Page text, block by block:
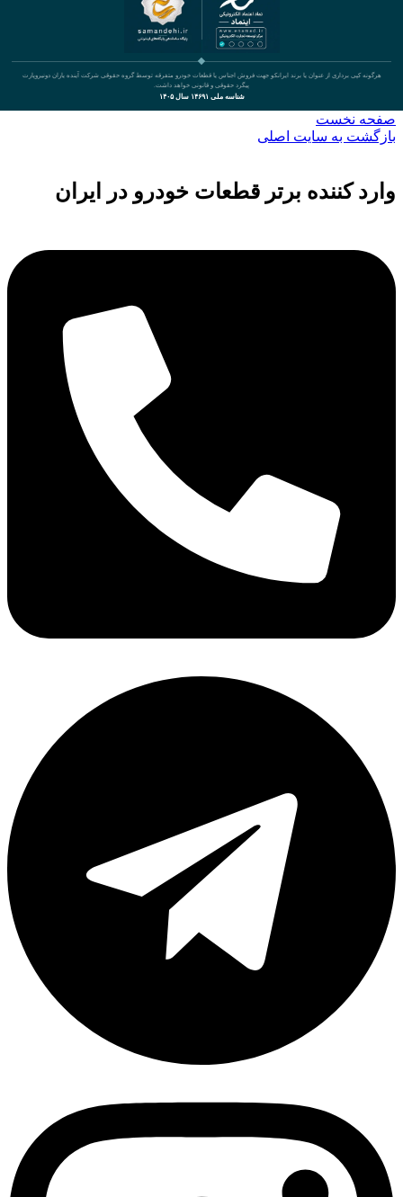
هرگونه کپی برداری از عنوان یا برند ایرانکو جهت فروش اجناس یا قطعات خودرو متفرقه توسط گروه حقوقی شرکت آینده یاران دونیروپارت
پیگرد حقوقی و قانونی خواهد داشت.
شناسه ملی ۱۴۶۹۱ سال ۱۴۰۵
صفحه نخست
بازگشت به سایت اصلی
وارد کننده برتر قطعات خودرو در ایران